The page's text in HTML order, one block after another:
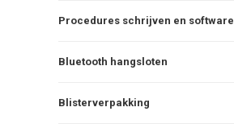
Procedures schrijven en software
Bluetooth hangsloten
Blisterverpakking